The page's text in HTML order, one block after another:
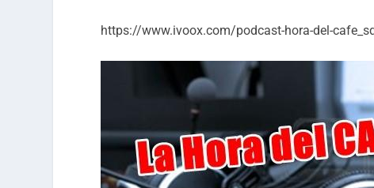
https://www.ivoox.com/podcast-hora-del-